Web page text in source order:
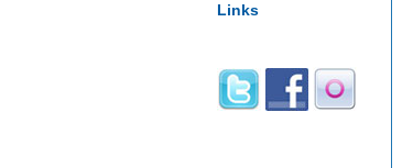
Links